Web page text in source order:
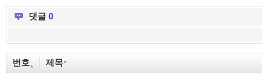
댓글 0
번호 제목